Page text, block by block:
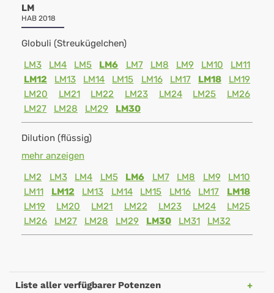
LM
HAB 2018
Globuli (Streukügelchen)
LM3
LM4 LM5 LM6 LM7 LM8 LM9 LM10
LM11
LM12
LM13 LM14 LM15 LM16 LM17 LM18
LM19
LM20
LM21 LM22 LM23 LM24 LM25
LM26
LM27
LM28 LM29 LM30
Dilution (flüssig)
mehr anzeigen
LM2
LM3 LM4 LM5 LM6 LM7 LM8 LM9
LM10
LM11
LM12 LM13 LM14 LM15 LM16 LM17
LM18
LM19
LM20 LM21 LM22 LM23 LM24
LM25
LM26
LM27 LM28 LM29 LM30 LM31 LM32
Liste aller verfügbarer Potenzen